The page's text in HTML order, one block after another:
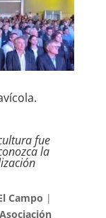
fue
la
Campo |